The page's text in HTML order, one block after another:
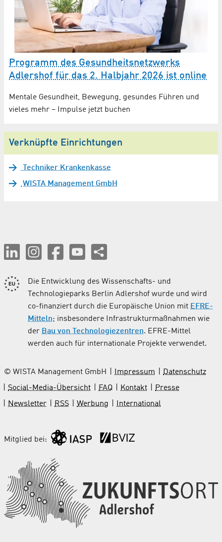
Programm des Gesundheitsnetzwerks
Adlershof für das 2. Halbjahr 2026 ist online
Mentale Gesundheit, Bewegung, gesundes Führen und
vieles mehr – Impulse jetzt buchen
Verknüpfte Einrichtungen
Techniker Krankenkasse
WISTA Management GmbH
Die Entwicklung des Wissenschafts- und
Technologieparks Berlin Adlershof wurde und wird
co-finanziert durch die Europäische Union mit EFRE-
Mitteln; insbesondere Infrastrukturmaßnahmen wie
der Bau von Technologiezentren. EFRE-Mittel
werden auch für internationale Projekte verwendet.
© WISTA Management GmbH Impressum
Datenschutz
Social-Media-Übersicht
FAQ Kontakt
Presse
Newsletter
RSS Werbung International
Mitglied bei: